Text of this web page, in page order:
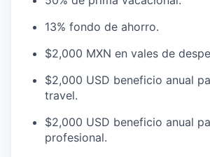
13% fondo de ahorro.
$2,000 MXN en vales de
$2,000 USD beneficio anual
travel.
$2,000 USD beneficio anual
profesional.